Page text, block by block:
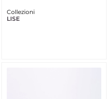
Collezioni
LISE